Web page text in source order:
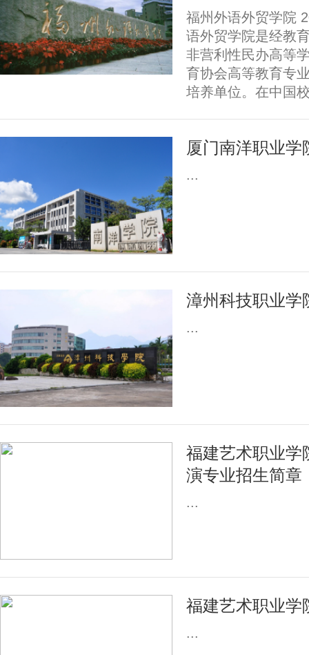
福州外语外贸学院
语外贸学院是经教
非营利性民办高等
育协会高等教育专
培养单位。在中国
厦门南洋职业学
...
漳州科技职业学
...
福建艺术职业学
演专业招生简章
...
福建艺术职业学
...